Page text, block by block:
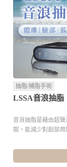
抽脂/補脂手術
LSSA音浪抽脂
音浪抽脂是藉由超
取，能減少對創部周